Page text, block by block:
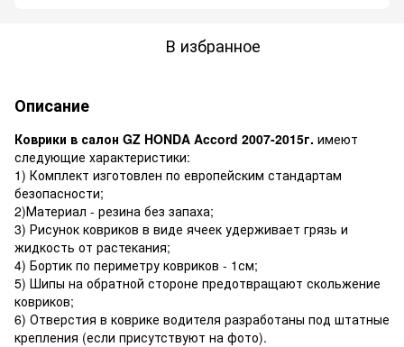
В избранное
Описание
Коврики в салон GZ HONDA Accord 2007-2015г. имеют
следующие характеристики:
1) Комплект изготовлен по европейским стандартам
безопасности;
2)Материал - резина без запаха;
3) Рисунок ковриков в виде ячеек удерживает грязь и
жидкость от растекания;
4) Бортик по периметру ковриков - 1см;
5) Шипы на обратной стороне предотвращают скольжение
ковриков;
6) Отверстия в коврике водителя разработаны под штатные
крепления (если присутствуют на фото).